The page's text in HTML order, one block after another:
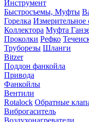
Инструмент
Быстросъемы, Муфты
Горелка Измерительное
Коллектора Муфта
Проколки Рефко
Труборезы Шланги
Bitzer
Поддон фанкойла
Привода
Фанкойлы
Вентили
Rotalock Обратные
Виброгаситель
Воздухонагреватели